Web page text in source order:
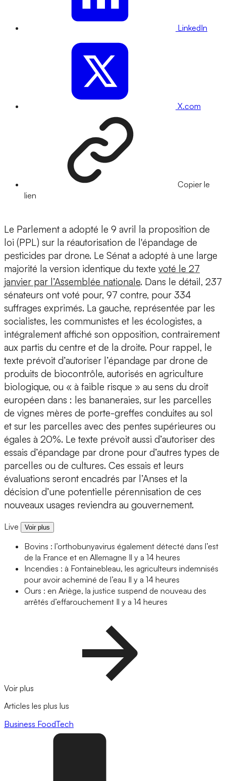
LinkedIn
X.com
Copier le
lien
Le Parlement a adopté le 9 avril la proposition de
loi (PPL) sur la réautorisation de l'épandage de
pesticides par drone. Le Sénat a adopté à une large
majorité la version identique du texte voté le 27
janvier par l’Assemblée nationale. Dans le détail, 237
sénateurs ont voté pour, 97 contre, pour 334
suffrages exprimés. La gauche, représentée par les
socialistes, les communistes et les écologistes, a
intégralement affiché son opposition, contrairement
aux partis du centre et de la droite. Pour rappel, le
texte prévoit d’autoriser l’épandage par drone de
produits de biocontrôle, autorisés en agriculture
biologique, ou « à faible risque » au sens du droit
européen dans : les bananeraies, sur les parcelles
de vignes mères de porte-greffes conduites au sol
et sur les parcelles avec des pentes supérieures ou
égales à 20%. Le texte prévoit aussi d’autoriser des
essais d’épandage par drone pour d’autres types de
parcelles ou de cultures. Ces essais et leurs
évaluations seront encadrés par l’Anses et la
décision d’une potentielle pérennisation de ces
nouveaux usages reviendra au gouvernement.
Live Voir plus
Bovins : l’orthobunyavirus également détecté dans l’est
de la France et en Allemagne Il y a 14 heures
Incendies : à Fontainebleau, les agriculteurs indemnisés
pour avoir acheminé de l’eau Il y a 14 heures
Ours : en Ariège, la justice suspend de nouveau des
arrêtés d’effarouchement Il y a 14 heures
Voir plus
Articles les plus lus
Business FoodTech